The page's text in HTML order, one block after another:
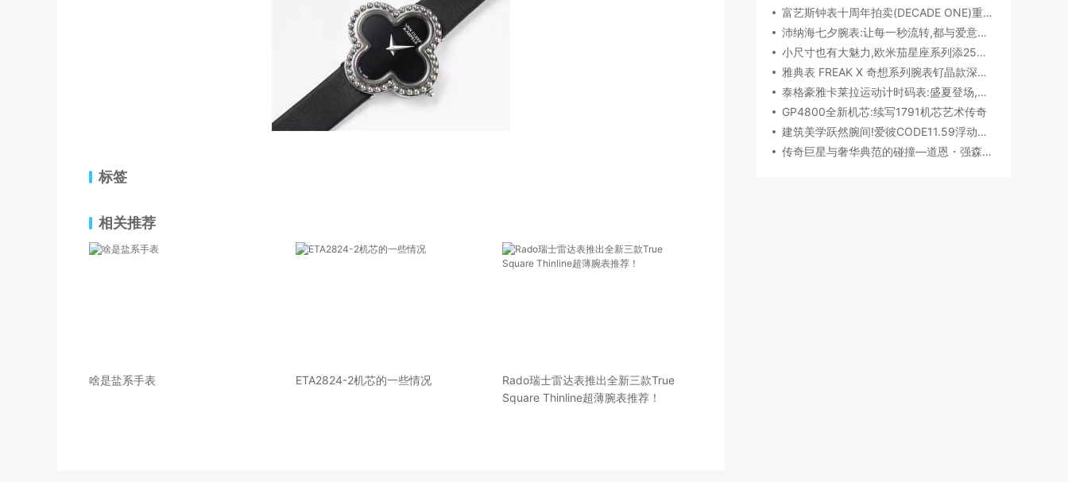
标签
相关推荐
啥是盐系手表 ETA2824-2机芯的一些情况
Rado瑞士雷达表推出全新三款True
Square Thinline超薄腕表推荐！
富艺斯钟表十周年拍卖(DECADE ONE)重磅登场:首枚百达翡丽1518精钢腕表领衔呈献
沛纳海七夕腕表:让每一秒流转,都与爱意同行
小尺寸也有大魅力,欧米茄星座系列添25mm/28mm新作,精致感拉满
雅典表 FREAK X 奇想系列腕表钌晶款深度解读​
泰格豪雅卡莱拉运动计时码表:盛夏登场,精密机械诠释极速魅力
GP4800全新机芯:续写1791机芯艺术传奇
建筑美学跃然腕间!爱彼CODE11.59浮动陀飞轮镂空表,解锁时间律动新形态
传奇巨星与奢华典范的碰撞—道恩・强森佩戴 Chopard萧邦腕表珠宝亮相威尼斯电影节